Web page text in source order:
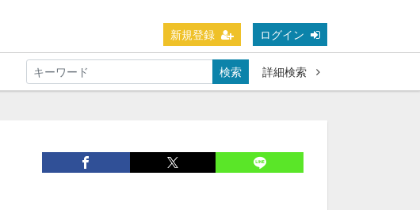
新規登録 ログイン
検索 詳細検索